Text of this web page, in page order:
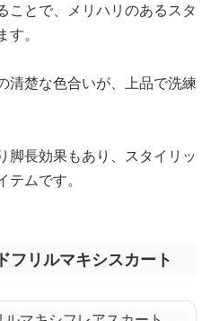
ことで、メリハリのあるスタ
。
清楚な色合いが、上品で洗練
脚長効果もあり、スタイリッ
ムです。
フリルマキシスカート